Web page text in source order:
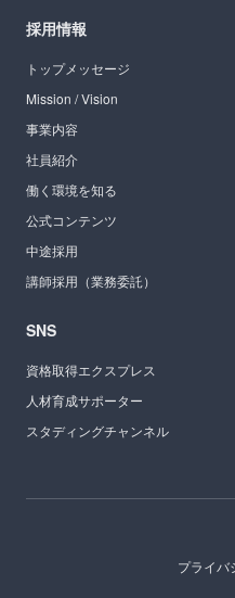
採用情報
トップメッセージ
Mission / Vision
事業内容
社員紹介
働く環境を知る
公式コンテンツ
中途採用
講師採用（業務委託）
SNS
資格取得エクスプレス
人材育成サポーター
スタディングチャンネル
プライバ